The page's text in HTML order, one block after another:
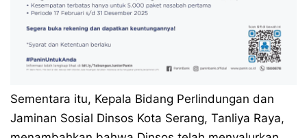
Sementara itu, Kepala Bidang Perlindungan dan
Jaminan Sosial Dinsos Kota Serang, Tanliya Raya,